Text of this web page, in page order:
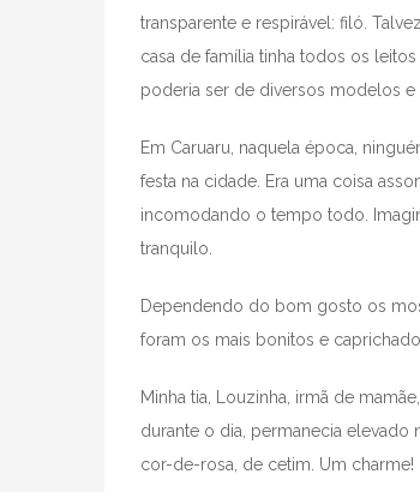
transparente e respirável: filó.
casa de família tinha todos os
poderia ser de diversos modelos e
Em Caruaru, naquela época,
festa na cidade. Era uma coisa
incomodando o tempo todo.
tranquilo.
Dependendo do bom gosto os
foram os mais bonitos e
Minha tia, Louzinha, irmã de
durante o dia, permanecia
cor-de-rosa, de cetim. Um charme!